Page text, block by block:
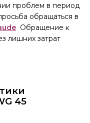
проблем в период
обращаться в
Обращение к
лишних затрат
45